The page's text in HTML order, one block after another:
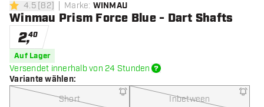
4.5 Bewertungssterne
4.5[82] Marke: WINMAU
Winmau Prism Force Blue - Dart Shafts
2,40
Auf Lager
Versendet innerhalb von 24 Stunden
Variante wählen:
Short Inbetween